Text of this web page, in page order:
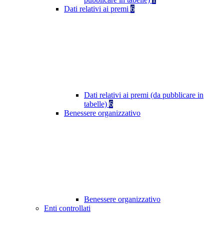
Dati relativi ai premi 6
Dati relativi ai premi (da pubblicare in
tabelle) 6
Benessere organizzativo
Benessere organizzativo
Enti controllati